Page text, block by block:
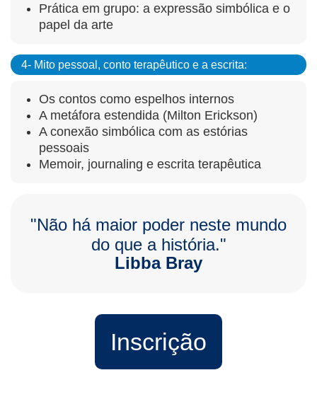
Prática em grupo: a expressão simbólica e o
papel da arte
4- Mito pessoal, conto terapêutico e a escrita:
Os contos como espelhos internos
A metáfora estendida (Milton Erickson)
A conexão simbólica com as estórias
pessoais
Memoir, journaling e escrita terapêutica
"Não há maior poder neste mundo
do que a história."
Libba Bray
Inscrição